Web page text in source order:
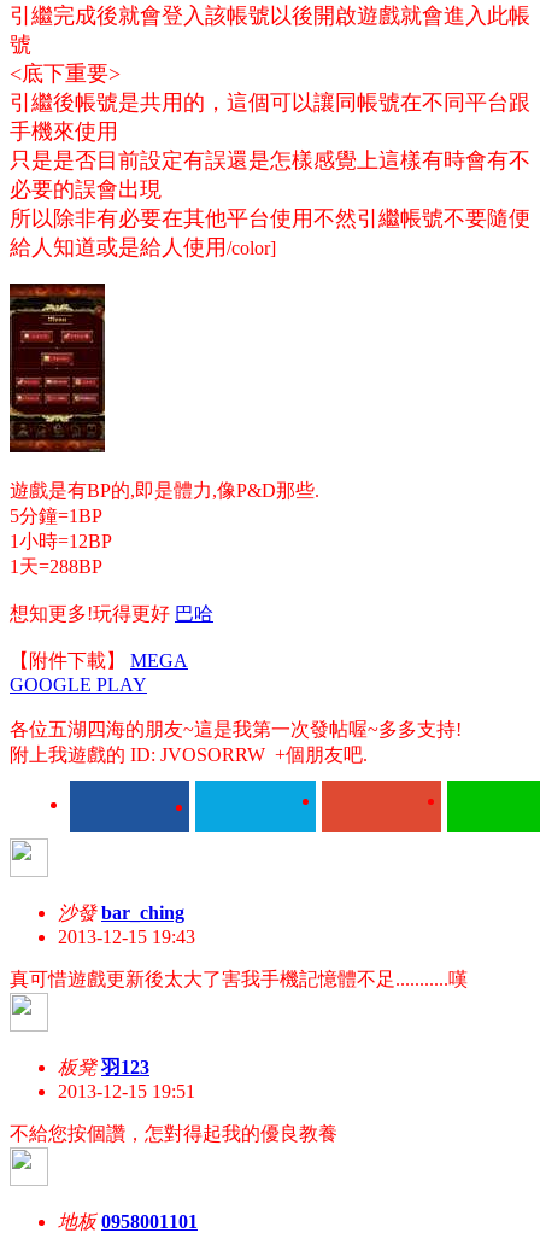
引繼完成後就會登入該帳號以後開啟遊戲就會進入此帳
號
<底下重要>
引繼後帳號是共用的，這個可以讓同帳號在不同平台跟
手機來使用
只是是否目前設定有誤還是怎樣感覺上這樣有時會有不
必要的誤會出現
所以除非有必要在其他平台使用不然引繼帳號不要隨便
給人知道或是給人使用/color]
遊戲是有BP的,即是體力,像P&D那些.
5分鐘=1BP
1小時=12BP
1天=288BP
想知更多!玩得更好 巴哈
【附件下載】 MEGA
GOOGLE PLAY
各位五湖四海的朋友~這是我第一次發帖喔~多多支持!
附上我遊戲的 ID: JVOSORRW +個朋友吧.
沙發 bar_ching
2013-12-15 19:43
真可惜遊戲更新後太大了害我手機記憶體不足...........嘆
板凳 羽123
2013-12-15 19:51
不給您按個讚，怎對得起我的優良教養
地板 0958001101